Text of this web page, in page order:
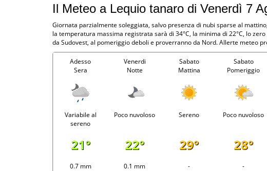
Il Meteo a Lequio tanaro di Venerdì 7
Giornata parzialmente soleggiata, salvo presenza di nubi sparse al
la temperatura massima registrata sarà di 34°C, la minima di 22°C, lo
da Sudovest, al pomeriggio deboli e proverranno da Nord. Allerte meteo
Adesso
Sera
Venerdi
Notte
Sabato
Mattina
Sabato
Pomeriggio
Variabile al
sereno
Poco nuvoloso Sereno Poco nuvoloso
21° 22° 29° 28°
0.7 mm 0.1 mm - -